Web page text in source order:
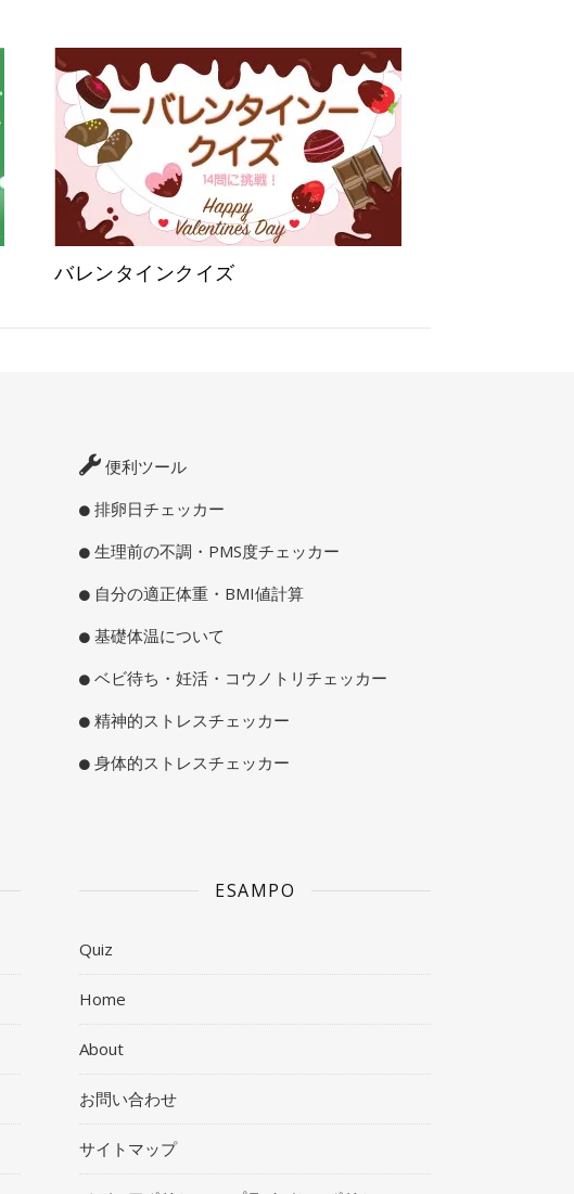
バレンタインクイズ
便利ツール
排卵日チェッカー
生理前の不調・PMS度チェッカー
自分の適正体重・BMI値計算
基礎体温について
ベビ待ち・妊活・コウノトリチェッカー
精神的ストレスチェッカー
身体的ストレスチェッカー
ESAMPO
Quiz
Home
About
お問い合わせ
サイトマップ